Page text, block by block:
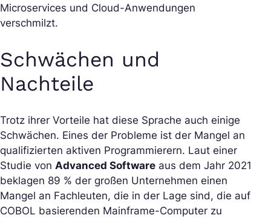
Microservices und Cloud-Anwendungen
verschmilzt.
Schwächen und
Nachteile
Trotz ihrer Vorteile hat diese Sprache auch einige
Schwächen. Eines der Probleme ist der Mangel an
qualifizierten aktiven Programmierern. Laut einer
Studie von Advanced Software aus dem Jahr 2021
beklagen 89 % der großen Unternehmen einen
Mangel an Fachleuten, die in der Lage sind, die auf
COBOL basierenden Mainframe-Computer zu